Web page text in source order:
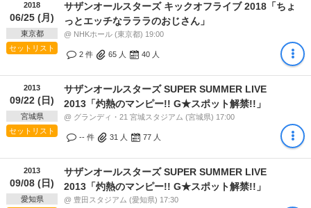
2018
06/25 (月)
東京都
セットリスト
サザンオールスターズ キックオフライブ 2018「ちょ
っとエッチなラララのおじさん」
@ NHKホール (東京都) 19:00
2 件 65 人 40 人
2013
09/22 (日)
宮城県
セットリスト
サザンオールスターズ SUPER SUMMER LIVE
2013「灼熱のマンピー!! G★スポット解禁!!」
@ グランディ・21 宮城スタジアム (宮城県) 17:00
-- 件 31 人 77 人
2013
09/08 (日)
愛知県
サザンオールスターズ SUPER SUMMER LIVE
2013「灼熱のマンピー!! G★スポット解禁!!」
@ 豊田スタジアム (愛知県) 17:30